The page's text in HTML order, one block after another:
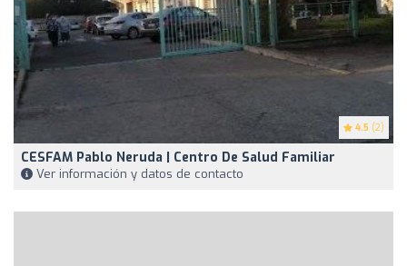
4.5 (2)
CESFAM Pablo Neruda | Centro De Salud Familiar
Ver información y datos de contacto